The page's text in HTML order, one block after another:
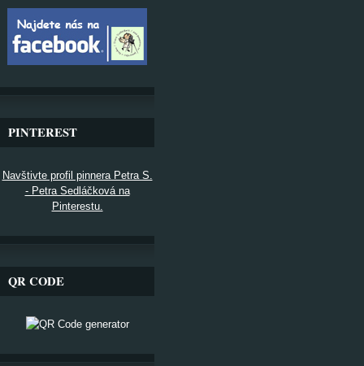
PINTEREST
Navštivte profil pinnera Petra S.
- Petra Sedláčková na
Pinterestu.
QR CODE